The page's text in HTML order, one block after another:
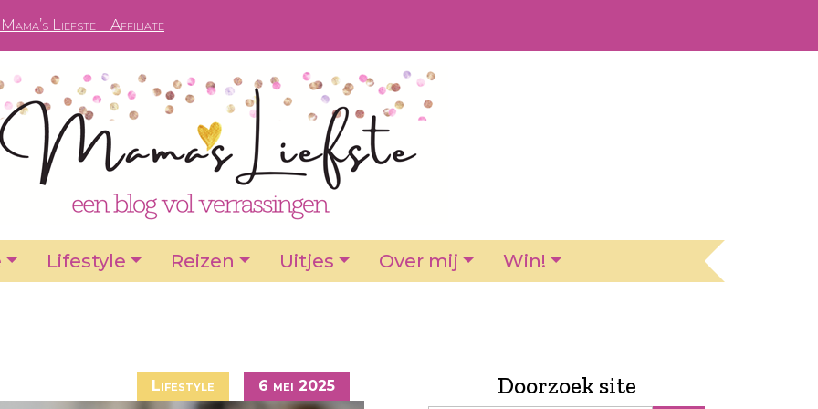
Liefste – Affiliate
Lifestyle Reizen Uitjes Over mij Win!
Lifestyle 6 mei 2025 Doorzoek site